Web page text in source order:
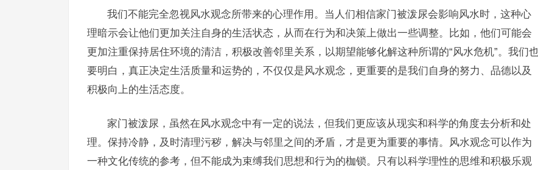
我们不能完全忽视风水观念所带来的心理作用。当人们相信家门被泼尿会影响风水时，这种心
理暗示会让他们更加关注自身的生活状态，从而在行为和决策上做出一些调整。比如，他们可能会
更加注重保持居住环境的清洁，积极改善邻里关系，以期望能够化解这种所谓的“风水危机”。我们也
要明白，真正决定生活质量和运势的，不仅仅是风水观念，更重要的是我们自身的努力、品德以及
积极向上的生活态度。
家门被泼尿，虽然在风水观念中有一定的说法，但我们更应该从现实和科学的角度去分析和处
理。保持冷静，及时清理污秽，解决与邻里之间的矛盾，才是更为重要的事情。风水观念可以作为
一种文化传统的参考，但不能成为束缚我们思想和行为的枷锁。只有以科学理性的思维和积极乐观